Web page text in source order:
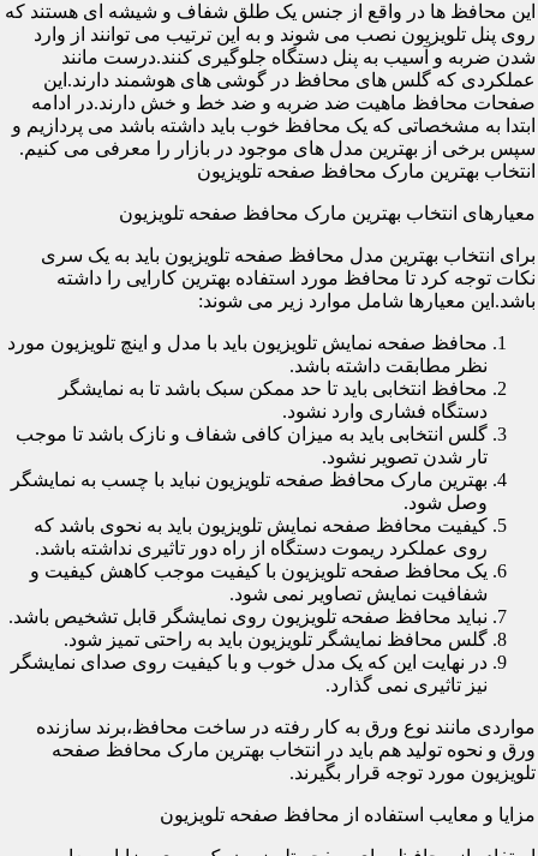
این محافظ ها در واقع از جنس یک طلق شفاف و شیشه ای هستند که
روی پنل تلویزیون نصب می شوند و به این ترتیب می توانند از وارد
شدن ضربه و آسیب به پنل دستگاه جلوگیری کنند.درست مانند
عملکردی که گلس های محافظ در گوشی های هوشمند دارند.این
صفحات محافظ ماهیت ضد ضربه و ضد خط و خش دارند.در ادامه
ابتدا به مشخصاتی که یک محافظ خوب باید داشته باشد می پردازیم و
سپس برخی از بهترین مدل های موجود در بازار را معرفی می کنیم.
انتخاب بهترین مارک محافظ صفحه تلویزیون
معیارهای انتخاب بهترین مارک محافظ صفحه تلویزیون
برای انتخاب بهترین مدل محافظ صفحه تلویزیون باید به یک سری
نکات توجه کرد تا محافظ مورد استفاده بهترین کارایی را داشته
باشد.این معیارها شامل موارد زیر می شوند:
محافظ صفحه نمایش تلویزیون باید با مدل و اینچ تلویزیون مورد
نظر مطابقت داشته باشد.
محافظ انتخابی باید تا حد ممکن سبک باشد تا به نمایشگر
دستگاه فشاری وارد نشود.
گلس انتخابی باید به میزان کافی شفاف و نازک باشد تا موجب
تار شدن تصویر نشود.
بهترین مارک محافظ صفحه تلویزیون نباید با چسب به نمایشگر
وصل شود.
کیفیت محافظ صفحه نمایش تلویزیون باید به نحوی باشد که
روی عملکرد ریموت دستگاه از راه دور تاثیری نداشته باشد.
یک محافظ صفحه تلویزیون با کیفیت موجب کاهش کیفیت و
شفافیت نمایش تصاویر نمی شود.
نباید محافظ صفحه تلویزیون روی نمایشگر قابل تشخیص باشد.
گلس محافظ نمایشگر تلویزیون باید به راحتی تمیز شود.
در نهایت این که یک مدل خوب و با کیفیت روی صدای نمایشگر
نیز تاثیری نمی گذارد.
مواردی مانند نوع ورق به کار رفته در ساخت محافظ،برند سازنده
ورق و نحوه تولید هم باید در انتخاب بهترین مارک محافظ صفحه
تلویزیون مورد توجه قرار بگیرند.
مزایا و معایب استفاده از محافظ صفحه تلویزیون